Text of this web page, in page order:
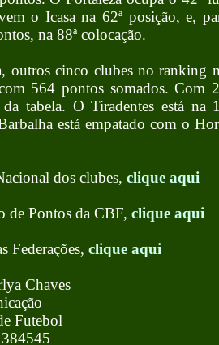
o Icasa na 62ª posição, e,
na 88ª colocação.
outros cinco clubes no ranking
564 pontos somados. Com
tabela. O Tiradentes está na
está empatado com o
dos clubes, clique aqui
de Pontos da CBF, clique aqui
Federações, clique aqui
Chaves
Futebol